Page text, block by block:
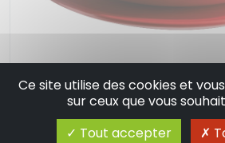
Moule a tarte tatin avec plat
couleur rouge grand cru
Ce site utilise des cookies et
sur ceux que vous
Tout accepter